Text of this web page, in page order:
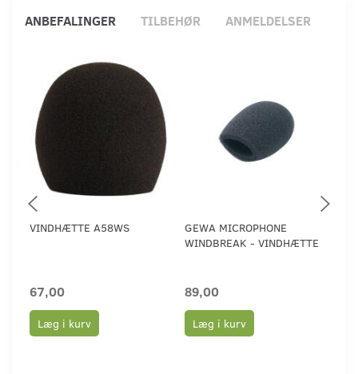
ANBEFALINGER TILBEHØR ANMELDELSER
VINDHÆTTE A58WS
67,00
Læg i kurv
GEWA MICROPHONE
WINDBREAK - VINDHÆTTE
89,00
Læg i kurv